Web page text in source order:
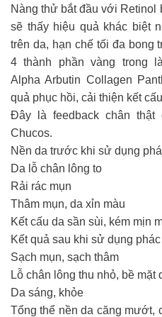
Nàng thử bắt đầu với Retinol
sẽ thấy hiệu quả khác biệt
trên da, hạn chế tối đa bong
4 thành phần vàng trong
Alpha Arbutin Collagen
quả phục hồi, cải thiện kết
Đây là feedback chân
Chucos.
Nền da trước khi sử dụng
Da lỗ chân lông to
Rải rác mụn
Thâm mụn, da xỉn màu
Kết cấu da sần sùi, kém mịn
Kết quả sau khi sử dụng phác
Sạch mụn, sạch thâm
Lỗ chân lông thu nhỏ, bề mặt
Da sáng, khỏe
Tổng thể nền da căng mướt,